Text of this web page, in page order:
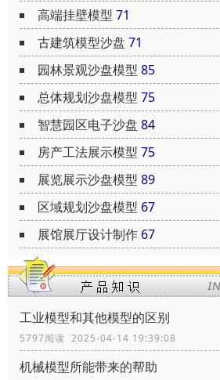
高端挂壁模型 71
古建筑模型沙盘 71
园林景观沙盘模型 85
总体规划沙盘模型 75
智慧园区电子沙盘 84
房产工法展示模型 75
展览展示沙盘模型 89
区域规划沙盘模型 67
展馆展厅设计制作 67
工业模型和其他模型的区别
5797阅读 2025-04-14 19:39:08
机械模型所能带来的帮助